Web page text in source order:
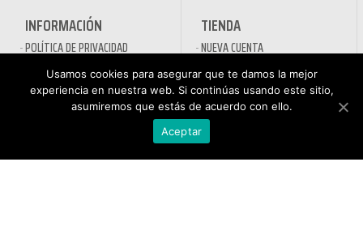
INFORMACIÓN
POLÍTICA DE PRIVACIDAD
AVÍSO LEGAL
CONDICIONES GENERALES DE
CONTRATACIÓN
POLÍTICA DE COOKIES
TIENDA
NUEVA CUENTA
PEDIDO
PROCESO DE PAGO
MI CUENTA
CONTACTO
SECTORES
Usamos cookies para asegurar que te damos la mejor
experiencia en nuestra web. Si continúas usando este sitio,
asumiremos que estás de acuerdo con ello.
Aceptar